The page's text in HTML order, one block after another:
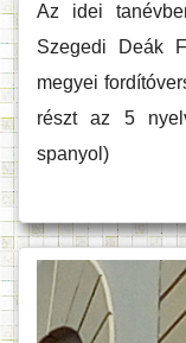
Az idei
Szegedi Deák
megyei
részt az 5
spanyol)